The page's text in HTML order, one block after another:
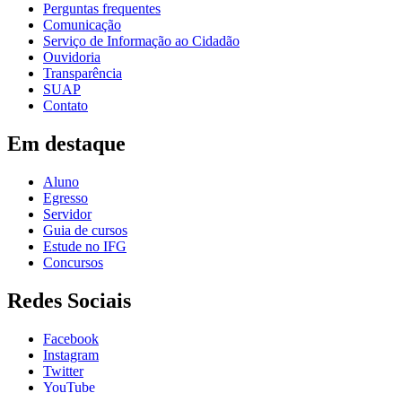
Perguntas frequentes
Comunicação
Serviço de Informação ao Cidadão
Ouvidoria
Transparência
SUAP
Contato
Em destaque
Aluno
Egresso
Servidor
Guia de cursos
Estude no IFG
Concursos
Redes Sociais
Facebook
Instagram
Twitter
YouTube